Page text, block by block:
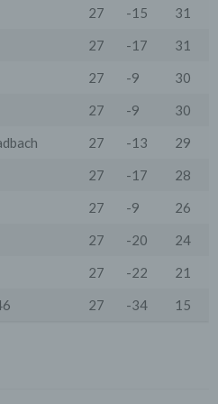
27 -15
31
27 -17
31
27 -9
30
27 -9
30
27 -13
29
27 -17
28
27 -9
26
27 -20
24
27 -22
21
27 -34 15
sind, um unsere
gegenüber den Nutzern
des Nutzers zwecks
gespeichert.
erfüllt haben und der
befindet (so genannte
gehören Name
Datei, Datum und Uhrzeit
Meldung über
Referrer URL (die zuvor
ohne Zuordnung zur
Profilerstellung